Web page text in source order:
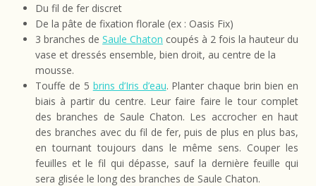
Du fil de fer discret
De la pâte de fixation florale (ex : Oasis Fix)
3 branches de Saule Chaton coupés à 2 fois la hauteur du
vase et dressés ensemble, bien droit, au centre de la
mousse.
Touffe de 5 brins d’Iris d’eau. Planter chaque brin bien en
biais à partir du centre. Leur faire faire le tour complet
des branches de Saule Chaton. Les accrocher en haut
des branches avec du fil de fer, puis de plus en plus bas,
en tournant toujours dans le même sens. Couper les
feuilles et le fil qui dépasse, sauf la dernière feuille qui
sera glisée le long des branches de Saule Chaton.